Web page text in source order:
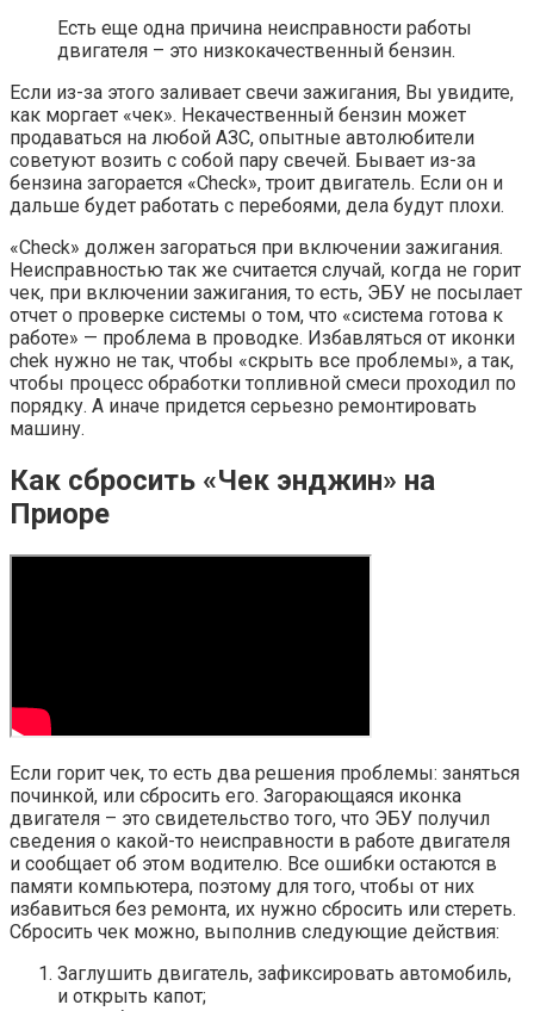
Есть еще одна причина неисправности работы
двигателя – это низкокачественный бензин.
Если из-за этого заливает свечи зажигания, Вы увидите,
как моргает «чек». Некачественный бензин может
продаваться на любой АЗС, опытные автолюбители
советуют возить с собой пару свечей. Бывает из-за
бензина загорается «Check», троит двигатель. Если он и
дальше будет работать с перебоями, дела будут плохи.
«Check» должен загораться при включении зажигания.
Неисправностью так же считается случай, когда не горит
чек, при включении зажигания, то есть, ЭБУ не посылает
отчет о проверке системы о том, что «система готова к
работе» — проблема в проводке. Избавляться от иконки
chek нужно не так, чтобы «скрыть все проблемы», а так,
чтобы процесс обработки топливной смеси проходил по
порядку. А иначе придется серьезно ремонтировать
машину.
Как сбросить «Чек энджин» на
Приоре
Если горит чек, то есть два решения проблемы: заняться
починкой, или сбросить его. Загорающаяся иконка
двигателя – это свидетельство того, что ЭБУ получил
сведения о какой-то неисправности в работе двигателя
и сообщает об этом водителю. Все ошибки остаются в
памяти компьютера, поэтому для того, чтобы от них
избавиться без ремонта, их нужно сбросить или стереть.
Сбросить чек можно, выполнив следующие действия:
Заглушить двигатель, зафиксировать автомобиль,
и открыть капот;